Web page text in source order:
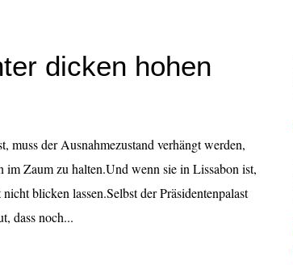
dicken hohen
muss der Ausnahmezustand verhängt werden,
im Zaum zu halten.Und wenn sie in Lissabon ist,
blicken lassen.Selbst der Präsidentenpalast
dass noch...